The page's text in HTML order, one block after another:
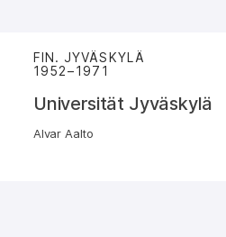
FIN. JYVÄSKYLÄ
1952⁠–⁠1971
Universität Jyväskylä
Alvar Aalto